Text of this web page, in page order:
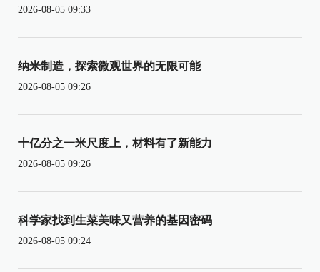
2026-08-05 09:33
纳米制造，探索微观世界的无限可能
2026-08-05 09:26
十亿分之一米尺度上，材料有了新能力
2026-08-05 09:26
科学家找到生菜美味又营养的基因密码
2026-08-05 09:24